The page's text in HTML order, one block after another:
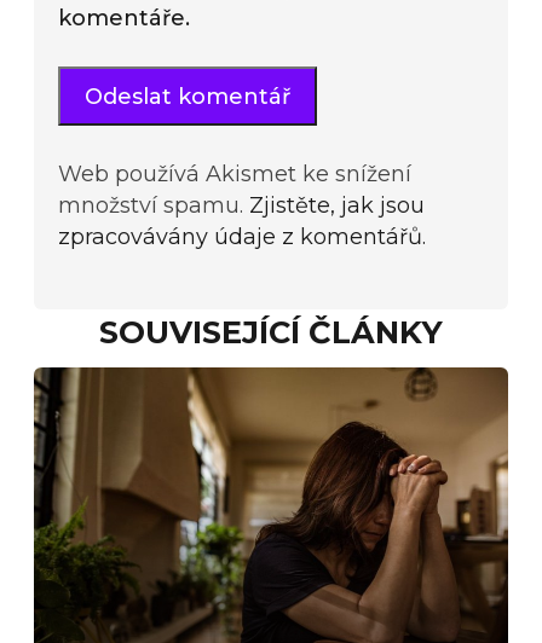
komentáře.
Web používá Akismet ke snížení
množství spamu. Zjistěte, jak jsou
zpracovávány údaje z komentářů.
SOUVISEJÍCÍ ČLÁNKY